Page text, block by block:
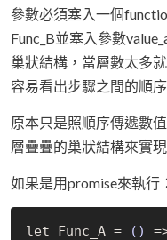
參數必須塞入一個
Func_B並塞入參數
巢狀結構，當層數太多
容易看出步驟之間的順
原本只是照順序傳遞數
層疊疊的巢狀結構來實
如果是用promise來執行：
let Func_A = ()